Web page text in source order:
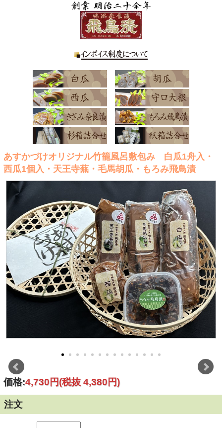
あすかづけオリジナル竹籠風呂敷包み 白瓜1舟入・
西瓜1個入・天王寺蕪・毛馬胡瓜・もろみ飛鳥漬
価格:4,730円(税抜 4,380円)
注文